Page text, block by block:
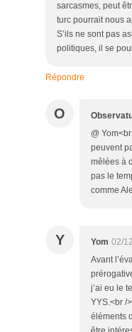
sarcasmes, peut
turc pourrait nous
S’ils ne sont pas
politiques, il se
Répondre
O
@
peuvent
mêlées à
pas le
comme
Y Yom 02/
Avant
j’ai eu le
YYS.<br /
éléments